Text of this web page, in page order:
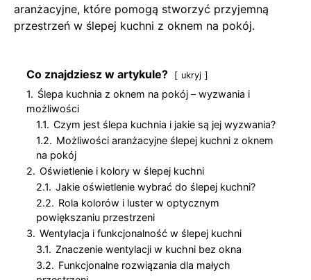
aranżacyjne, które pomogą stworzyć przyjemną
przestrzeń w ślepej kuchni z oknem na pokój.
Co znajdziesz w artykule? ukryj
1. Ślepa kuchnia z oknem na pokój – wyzwania i
możliwości
1.1. Czym jest ślepa kuchnia i jakie są jej wyzwania?
1.2. Możliwości aranżacyjne ślepej kuchni z oknem
na pokój
2. Oświetlenie i kolory w ślepej kuchni
2.1. Jakie oświetlenie wybrać do ślepej kuchni?
2.2. Rola kolorów i luster w optycznym
powiększaniu przestrzeni
3. Wentylacja i funkcjonalność w ślepej kuchni
3.1. Znaczenie wentylacji w kuchni bez okna
3.2. Funkcjonalne rozwiązania dla małych